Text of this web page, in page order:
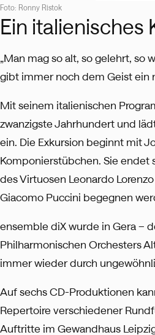
Foto: Ronny Ristok
Ein italienisches
„Man mag so alt, so gelehrt, so
gibt immer noch dem Geist ein
Mit seinem italienischen
zwanzigste Jahrhundert und
ein. Die Exkursion beginnt mit
Komponierstübchen. Sie
des Virtuosen Leonardo
Giacomo Puccini begegnen
ensemble diX wurde in Gera –
Philharmonischen Orchesters
immer wieder durch
Auf sechs CD-Produktionen
Repertoire verschiedener
Auftritte im Gewandhaus